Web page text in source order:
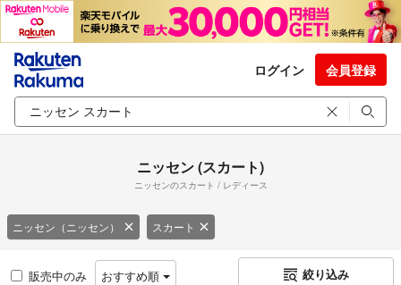
ログイン 会員登録
ニッセン (スカート)
ニッセンのスカート / レディース
ニッセン（ニッセン） スカート
販売中のみ おすすめ順 絞り込み